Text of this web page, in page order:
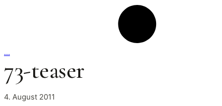
…
73-teaser
4. August 2011